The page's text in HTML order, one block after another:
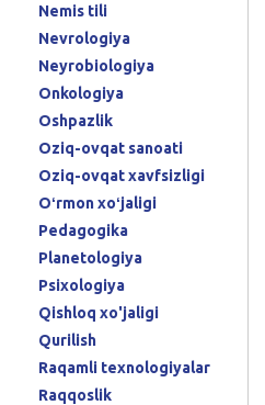
Nemis tili
Nevrologiya
Neyrobiologiya
Onkologiya
Oshpazlik
Oziq-ovqat sanoati
Oziq-ovqat xavfsizligi
Oʻrmon xoʻjaligi
Pedagogika
Planetologiya
Psixologiya
Qishloq xo'jaligi
Qurilish
Raqamli texnologiyalar
Raqqoslik